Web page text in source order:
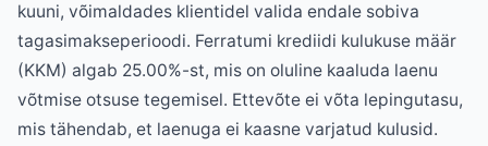
kuuni, võimaldades klientidel valida endale sobiva
tagasimakseperioodi. Ferratumi krediidi kulukuse määr
(KKM) algab 25.00%-st, mis on oluline kaaluda laenu
võtmise otsuse tegemisel. Ettevõte ei võta lepingutasu,
mis tähendab, et laenuga ei kaasne varjatud kulusid.